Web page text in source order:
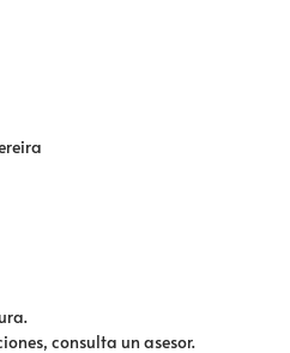
consulta un asesor.